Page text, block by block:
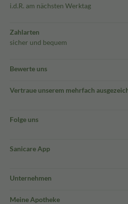
i.d.R. am nächsten Werktag
Zahlarten
sicher und bequem
Bewerte uns
Vertraue unserem mehrfach
Folge uns
Sanicare App
Unternehmen
Meine Apotheke